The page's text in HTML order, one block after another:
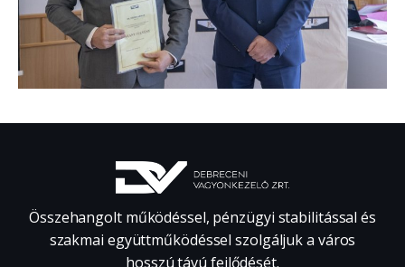
Összehangolt működéssel, pénzügyi stabilitással és
szakmai együttműködéssel szolgáljuk a város
hosszú távú fejlődését.